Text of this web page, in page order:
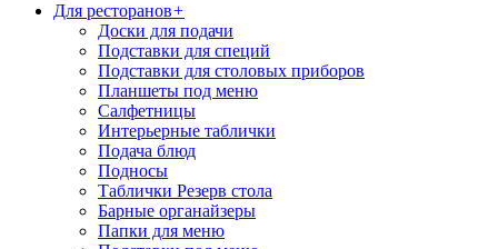
Для ресторанов+
Доски для подачи
Подставки для специй
Подставки для столовых приборов
Планшеты под меню
Салфетницы
Интерьерные таблички
Подача блюд
Подносы
Таблички Резерв стола
Барные органайзеры
Папки для меню